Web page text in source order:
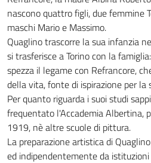
nascono quattro figli, due femmine
maschi Mario e Massimo.
Quaglino trascorre la sua infanzia
si trasferisce a Torino con la
spezza il legame con Refrancore,
della vita, fonte di ispirazione per la
Per quanto riguarda i suoi studi
frequentato l'Accademia Albertina,
1919, nè altre scuole di pittura.
La preparazione artistica di
ed indipendentemente da